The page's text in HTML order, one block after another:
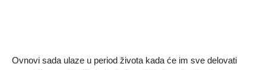
Ovnovi sada ulaze u period života kada će im sve delovati